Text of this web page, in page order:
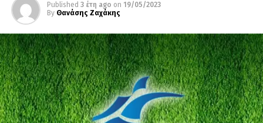
Published 3 έτη ago on 19/05/2023
By Θανάσης Ζαχάκης